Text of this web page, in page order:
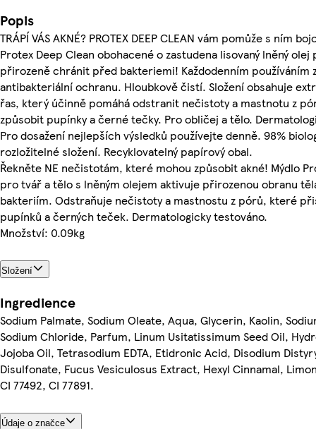
Popis
TRÁPÍ VÁS AKNÉ? PROTEX DEEP CLEAN vám pomůže s ním
Protex Deep Clean obohacené o zastudena lisovaný lněný olej
přirozeně chránit před bakteriemi! Každodenním používáním
antibakteriální ochranu. Hloubkově čistí. Složení obsahuje
řas, který účinně pomáhá odstranit nečistoty a mastnotu z
způsobit pupínky a černé tečky. Pro obličej a tělo.
Pro dosažení nejlepších výsledků používejte denně. 98%
rozložitelné složení. Recyklovatelný papírový obal.
Řekněte NE nečistotám, které mohou způsobit akné! Mýdlo
pro tvář a tělo s lněným olejem aktivuje přirozenou obranu
bakteriím. Odstraňuje nečistoty a mastnostu z pórů, které
pupínků a černých teček. Dermatologicky testováno.
Množství: 0.09kg
Složení
Ingredience
Sodium Palmate, Sodium Oleate, Aqua, Glycerin, Kaolin,
Sodium Chloride, Parfum, Linum Usitatissimum Seed Oil,
Jojoba Oil, Tetrasodium EDTA, Etidronic Acid, Disodium
Disulfonate, Fucus Vesiculosus Extract, Hexyl Cinnamal,
CI 77492, CI 77891.
Údaje o značce